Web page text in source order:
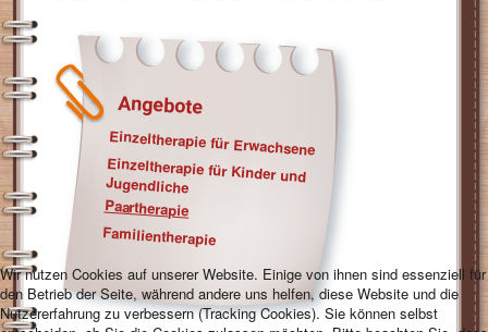
Angebote
Einzeltherapie für Erwachsene
Einzeltherapie für Kinder und
Jugendliche
Paartherapie
Familientherapie
Wir nutzen Cookies auf unserer Website. Einige von ihnen sind essenziell für
den Betrieb der Seite, während andere uns helfen, diese Website und die
Nutzererfahrung zu verbessern (Tracking Cookies). Sie können selbst